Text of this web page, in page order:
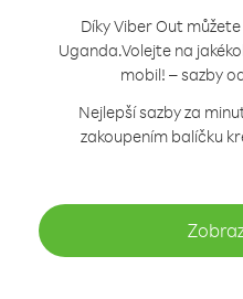
Díky Viber Out
Uganda.Volejte na
mobil! – sazby
Nejlepší sazby za
zakoupením balíčku